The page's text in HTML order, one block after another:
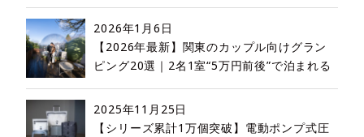
2026年1月6日
【2026年最新】関東のカップル向けグラン
ピング20選｜2名1室“5万円前後”で泊まれる
2025年11月25日
【シリーズ累計1万個突破】電動ポンプ式圧